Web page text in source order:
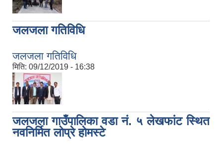
जलजला गतिविधि
जलजला गतिविधि
मिति: 09/12/2019 - 16:38
जलजला गाउँपालिका वडा नं. ५ लेखफांट स्थित
नवनिर्मित लाेप्रे हाेमस्टे